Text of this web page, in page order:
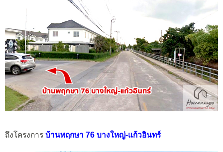
ถึงโครงการ บ้านพฤกษา 76 บางใหญ่-แก้วอินทร์